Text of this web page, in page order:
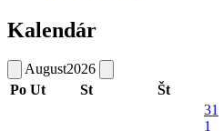
Kalendár
August2026
Po Ut St Št
31
1